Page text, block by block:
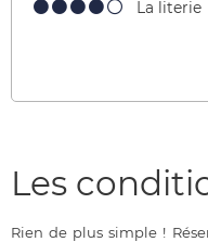
La literie
Les
Rien de plus simple !